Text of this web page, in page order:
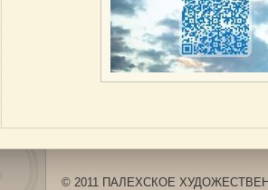
© 2011 ПАЛЕХСКОЕ